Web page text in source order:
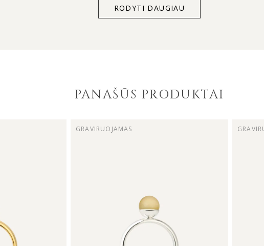
RODYTI DAUGIAU
PANAŠŪS PRODUKTAI
GRAVIRUOJAMAS